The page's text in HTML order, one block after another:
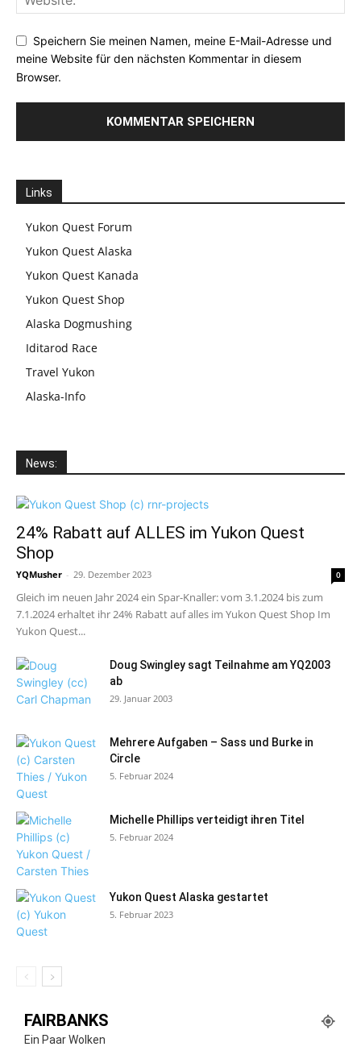
Speichern Sie meinen Namen, meine E-Mail-Adresse und
meine Website für den nächsten Kommentar in diesem
Browser.
Links
Yukon Quest Forum
Yukon Quest Alaska
Yukon Quest Kanada
Yukon Quest Shop
Alaska Dogmushing
Iditarod Race
Travel Yukon
Alaska-Info
News:
24% Rabatt auf ALLES im Yukon Quest
Shop
YQMusher - 29. Dezember 2023 0
Gleich im neuen Jahr 2024 ein Spar-Knaller: vom 3.1.2024 bis zum
7.1.2024 erhaltet ihr 24% Rabatt auf alles im Yukon Quest Shop Im
Yukon Quest...
Doug Swingley sagt Teilnahme am YQ2003
ab
29. Januar 2003
Mehrere Aufgaben – Sass und Burke in
Circle
5. Februar 2024
Michelle Phillips verteidigt ihren Titel
5. Februar 2024
Yukon Quest Alaska gestartet
5. Februar 2023
FAIRBANKS
Ein Paar Wolken